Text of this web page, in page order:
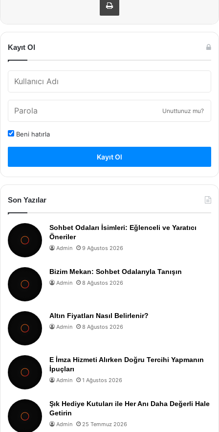
Kayıt Ol
Unuttunuz mu?
Beni hatırla
Kayıt Ol
Son Yazılar
Sohbet Odaları İsimleri: Eğlenceli ve Yaratıcı
Öneriler
Admin 9 Ağustos 2026
Bizim Mekan: Sohbet Odalarıyla Tanışın
Admin 8 Ağustos 2026
Altın Fiyatları Nasıl Belirlenir?
Admin 8 Ağustos 2026
E İmza Hizmeti Alırken Doğru Tercihi Yapmanın
İpuçları
Admin 1 Ağustos 2026
Şık Hediye Kutuları ile Her Anı Daha Değerli Hale
Getirin
Admin 25 Temmuz 2026